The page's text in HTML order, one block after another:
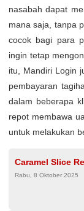
nasabah dapat
mana saja, tanpa
cocok bagi para
ingin tetap
itu, Mandiri Login
pembayaran
dalam beberapa
repot membawa
untuk melakukan
Caramel Slice
Rabu, 8 Oktober 2025